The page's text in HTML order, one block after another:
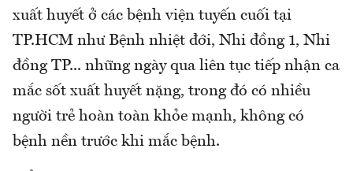
xuất huyết ở các bệnh viện tuyến cuối tại
TP.HCM như Bệnh nhiệt đới, Nhi đồng 1, Nhi
đồng TP... những ngày qua liên tục tiếp nhận ca
mắc sốt xuất huyết nặng, trong đó có nhiều
người trẻ hoàn toàn khỏe mạnh, không có
bệnh nền trước khi mắc bệnh.